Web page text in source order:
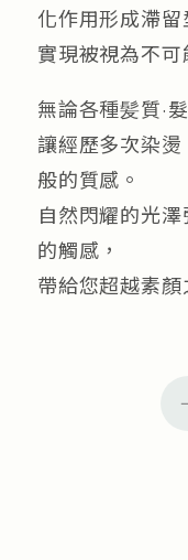
化作用形成滯留
實現被視為不可
無論各種髪質·
讓經歷多次染
般的質感。
自然閃耀的光
的觸感，
帶給您超越素